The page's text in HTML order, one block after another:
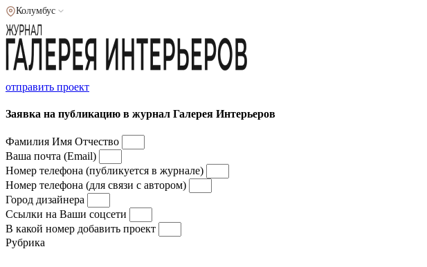
Колумбус
отправить проект
Заявка на публикацию в журнал Галерея Интерьеров
Фамилия Имя Отчество
Ваша почта (Email)
Номер телефона (публикуется в журнале)
Номер телефона (для связи с автором)
Город дизайнера
Ссылки на Ваши соцсети
В какой номер добавить проект
Рубрика